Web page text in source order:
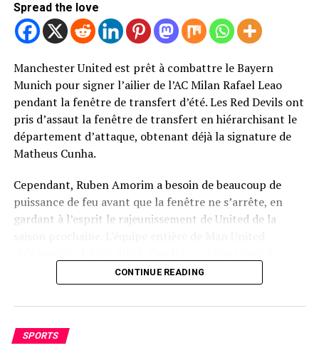
Photo de Mark Leech / Offside / Offside via Getty Images
Newcastle United Retour de Bryan
Mbeumo
décision de signer MBEUMO.
Le rapport télégraphique selon lequel Newcastle United
MBEUMO a été «universellement aimé» à l’intérieur du
Spread the love
Manchester United est prêt à combattre le Bayern
Munich pour signer l’ailier de l’AC Milan Rafael Leao
pendant la fenêtre de transfert d’été. Les Red Devils ont
pris d’assaut la fenêtre de transfert en hiérarchisant le
département d’attaque, obtenant déjà la signature de
Matheus Cunha.
Cependant, Ruben Amorim a besoin de beaucoup de
puissance de feu avant que la fenêtre ne s’arrête, en
gardant à l’esprit le rajeunissement de United de la
s’adapter aux nouvelles demandes tactiques.
contributions avant même que Amorim n’arrive au club.
CONTINUE READING
SPORTS